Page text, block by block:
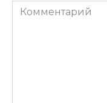
Комментарий